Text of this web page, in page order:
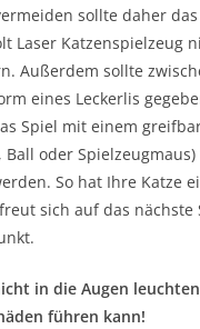
sollte daher
Laser Katzenspielzeug
Außerdem sollte
eines Leckerlis
Spiel mit einem
Ball oder
So hat Ihre Katze
sich auf das nächste
in die Augen
führen kann!